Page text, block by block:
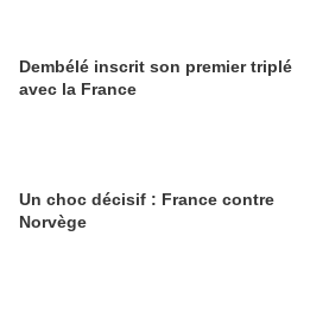
Dembélé inscrit son premier triplé
avec la France
Un choc décisif : France contre
Norvège